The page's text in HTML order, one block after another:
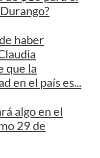
haber
que la
en el país es...
algo en el
29 de